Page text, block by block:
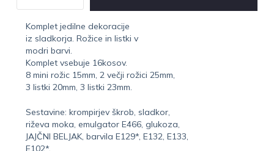
Komplet jedilne dekoracije
iz sladkorja. Rožice in listki v
modri barvi.
Komplet vsebuje 16kosov.
8 mini rožic 15mm, 2 večji rožici 25mm,
3 listki 20mm, 3 listki 23mm.
Sestavine: krompirjev škrob, sladkor,
riževa moka, emulgator E466, glukoza,
JAJČNI BELJAK, barvila E129*, E132, E133,
E102*.